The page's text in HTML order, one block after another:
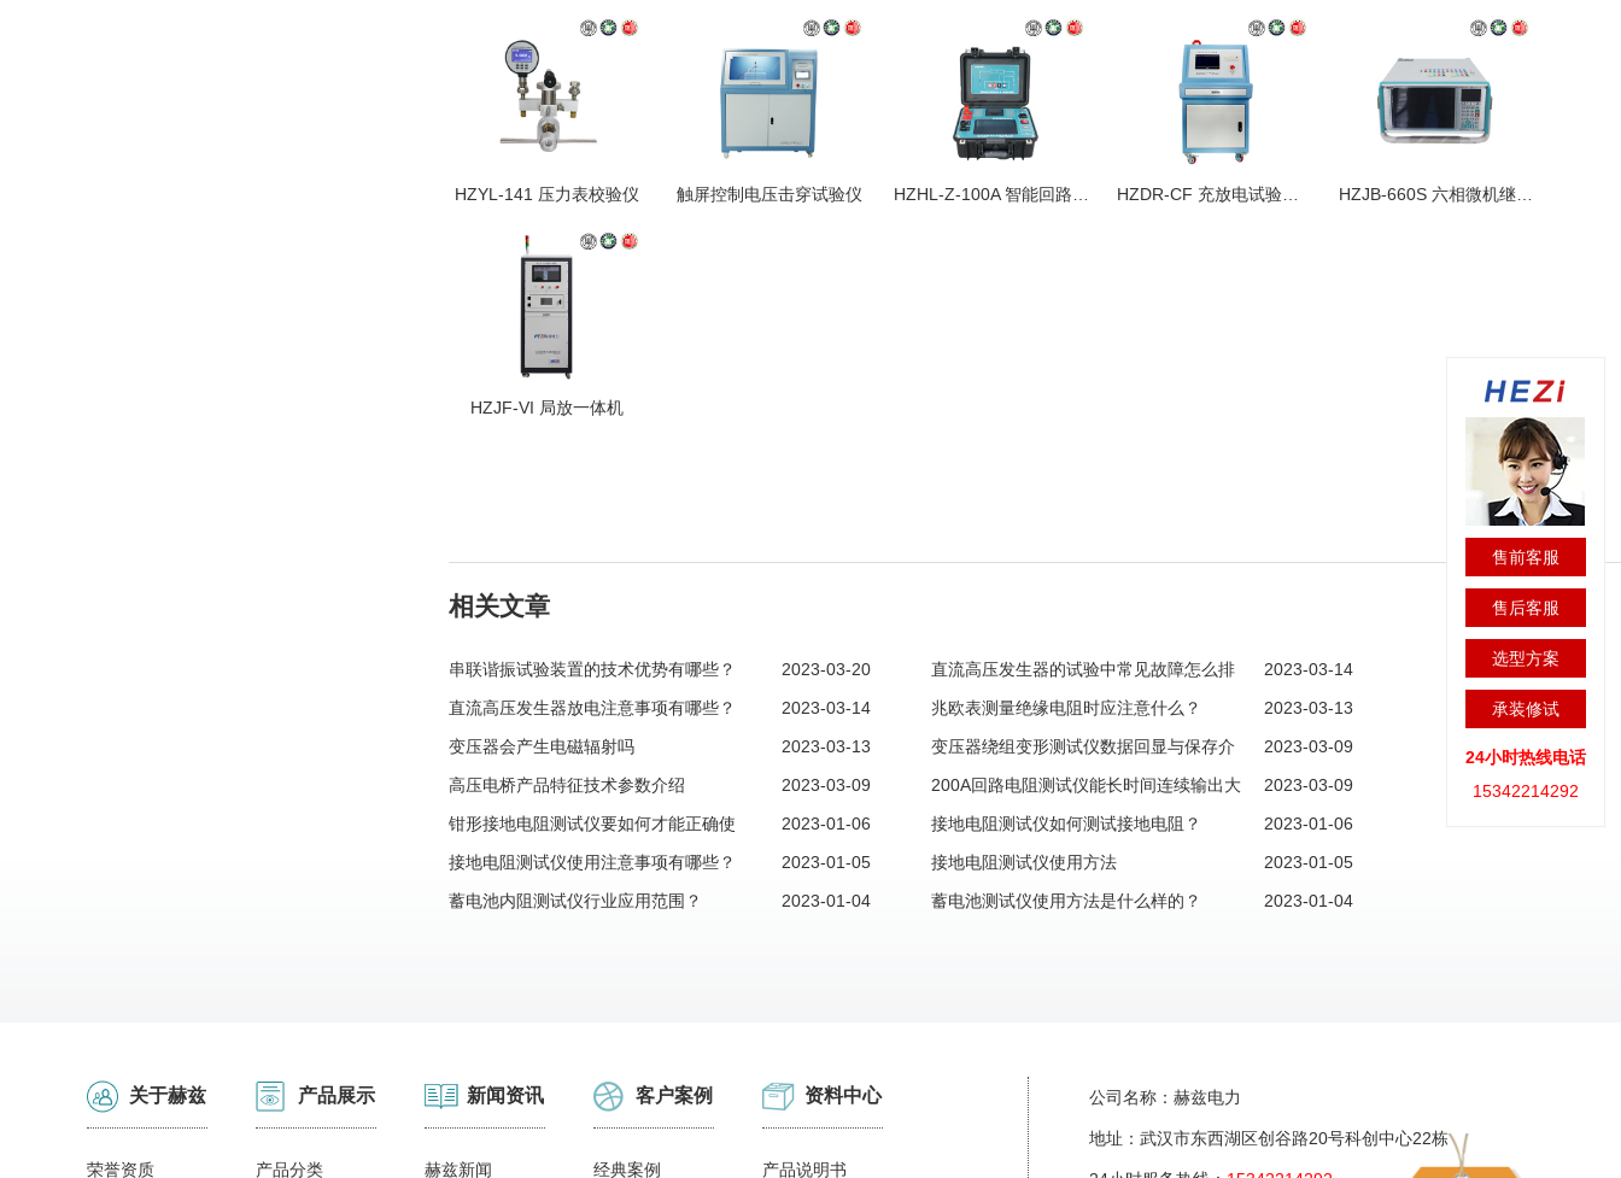
HZYL-141 压力表校验仪 触屏控制电压击穿试验仪 HZDR-CF 充放电试验装置
HZJF-VI 局放一体机
相关文章
2023-03-20
串联谐振试验装置的技术优势有哪些？ 2023-03-14
直流高压发生器的试验中常见故障怎么排
除
2023-03-14
直流高压发生器放电注意事项有哪些？ 2023-03-13
兆欧表测量绝缘电阻时应注意什么？
2023-03-13
变压器会产生电磁辐射吗 2023-03-09
变压器绕组变形测试仪数据回显与保存介
绍
2023-03-09
高压电桥产品特征技术参数介绍 2023-03-09
200A回路电阻测试仪能长时间连续输出大
电流
2023-01-06
钳形接地电阻测试仪要如何才能正确使
用？
2023-01-06
接地电阻测试仪如何测试接地电阻？
2023-01-05
接地电阻测试仪使用注意事项有哪些？ 2023-01-05
接地电阻测试仪使用方法
2023-01-04
蓄电池内阻测试仪行业应用范围？ 2023-01-04
蓄电池测试仪使用方法是什么样的？
关于赫兹
荣誉资质
产品展示
产品分类
新闻资讯
赫兹新闻
客户案例
经典案例
资料中心
产品说明书
公司名称：赫兹电力
地址：武汉市东西湖区创谷路20号科创中心22栋
售前客服
售后客服
选型方案
承装修试
24小时热线电话
15342214292